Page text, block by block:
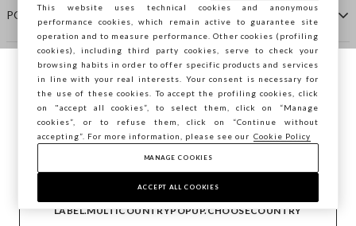
POMOC
FIRMA
KONTAKTY
Copyright © Ovs S.p.A. P.Iva 04240010274 - Cap. Soc.
290.923.470 -2.4.0
Przeglądasz STEFANEL Italia, chcesz
zapisać swoją lokalizację?
POTWIERDŹ
LABEL.MULTICOUNTRYPOPUP.CHOOSECOUNTRY
footer.item.country Polska
This website uses technical cookies and anonymous
performance cookies, which remain active to guarantee site
operation and to measure performance. Other cookies (profiling
cookies), including third party cookies, serve to check your
browsing habits in order to offer specific products and services
in line with your real interests. Your consent is necessary for
the use of these cookies. To accept the profiling cookies, click
on "accept all cookies”, to select them, click on “Manage
cookies”, or to refuse them, click on “Continue without
accepting”. For more information, please see our Cookie Policy
MANAGE COOKIES
ACCEPT ALL COOKIES